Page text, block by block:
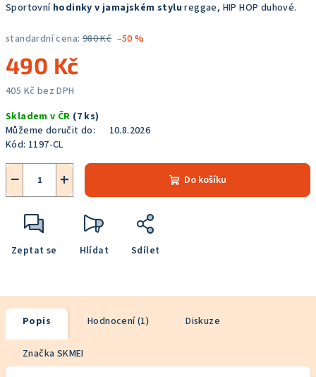
Sportovní hodinky v jamajském stylu reggae, HIP HOP duhové.
standardní cena: 980 Kč –50 %
490 Kč
405 Kč bez DPH
cena:
Skladem v ČR (7 ks)
Můžeme doručit do:
10.8.2026
Kód: 1197-CL
+
− Do košíku
Zeptat se Hlídat Sdílet
Popis Hodnocení (1) Diskuze
Značka SKMEI